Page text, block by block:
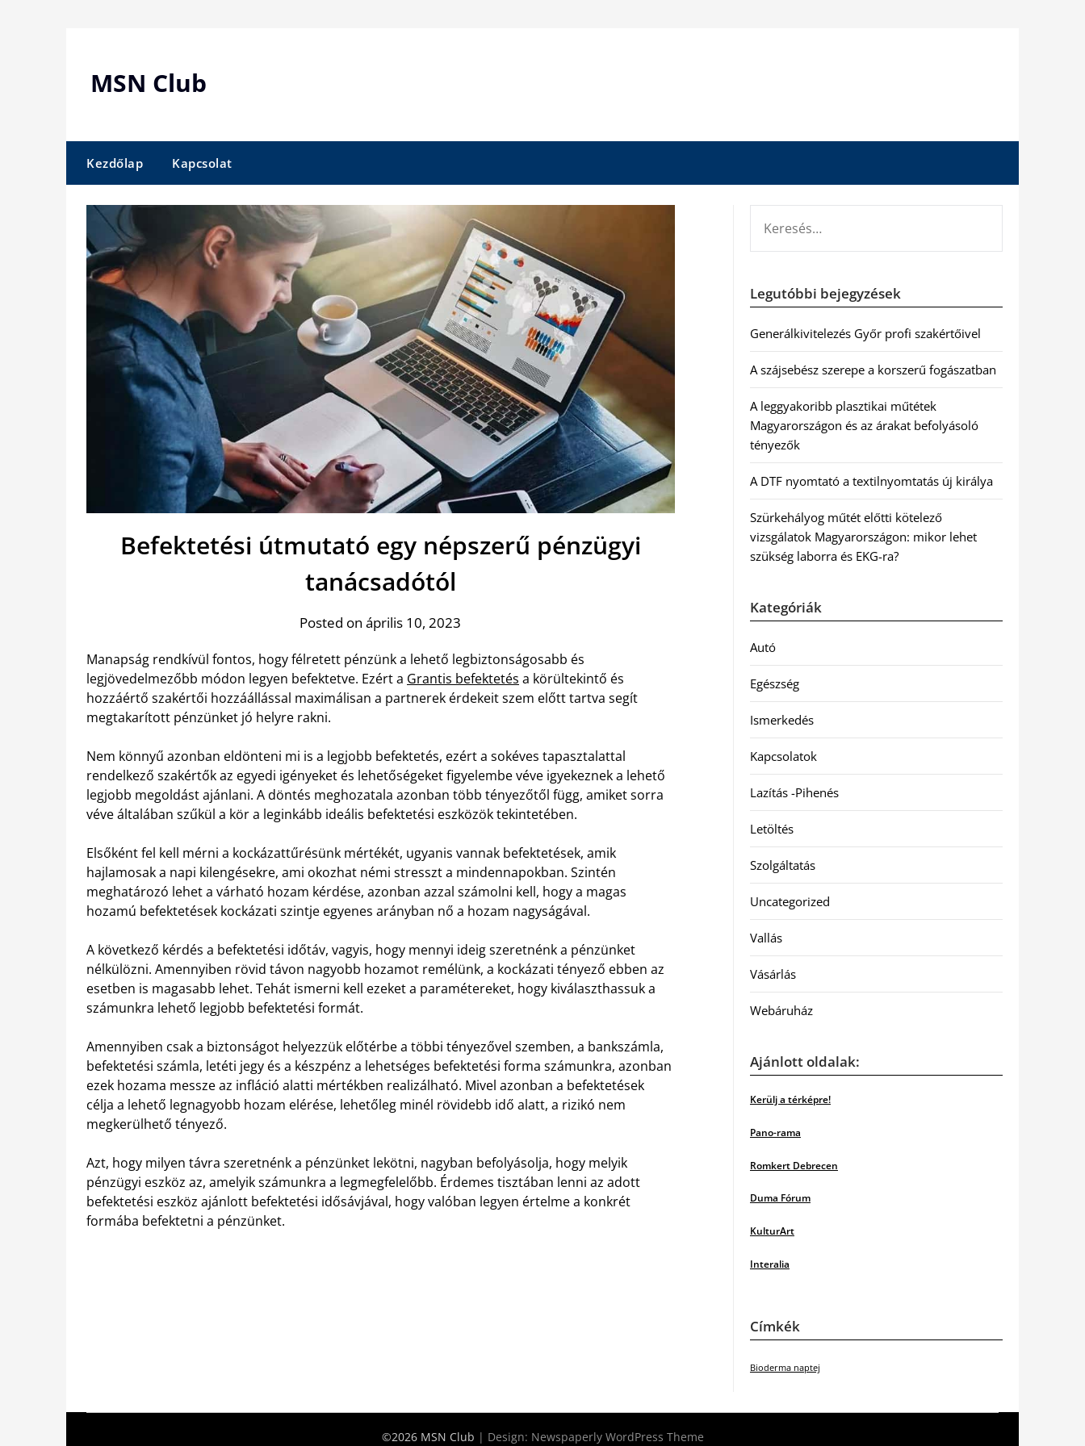
MSN Club
Kezdőlap Kapcsolat
Befektetési útmutató egy népszerű pénzügyi
tanácsadótól
Posted on április 10, 2023
Manapság rendkívül fontos, hogy félretett pénzünk a lehető legbiztonságosabb és
legjövedelmezőbb módon legyen befektetve. Ezért a Grantis befektetés a körültekintő és
hozzáértő szakértői hozzáállással maximálisan a partnerek érdekeit szem előtt tartva segít
megtakarított pénzünket jó helyre rakni.
Nem könnyű azonban eldönteni mi is a legjobb befektetés, ezért a sokéves tapasztalattal
rendelkező szakértők az egyedi igényeket és lehetőségeket figyelembe véve igyekeznek a lehető
legjobb megoldást ajánlani. A döntés meghozatala azonban több tényezőtől függ, amiket sorra
véve általában szűkül a kör a leginkább ideális befektetési eszközök tekintetében.
Elsőként fel kell mérni a kockázattűrésünk mértékét, ugyanis vannak befektetések, amik
hajlamosak a napi kilengésekre, ami okozhat némi stresszt a mindennapokban. Szintén
meghatározó lehet a várható hozam kérdése, azonban azzal számolni kell, hogy a magas
hozamú befektetések kockázati szintje egyenes arányban nő a hozam nagyságával.
A következő kérdés a befektetési időtáv, vagyis, hogy mennyi ideig szeretnénk a pénzünket
nélkülözni. Amennyiben rövid távon nagyobb hozamot remélünk, a kockázati tényező ebben az
esetben is magasabb lehet. Tehát ismerni kell ezeket a paramétereket, hogy kiválaszthassuk a
számunkra lehető legjobb befektetési formát.
Amennyiben csak a biztonságot helyezzük előtérbe a többi tényezővel szemben, a bankszámla,
befektetési számla, letéti jegy és a készpénz a lehetséges befektetési forma számunkra, azonban
ezek hozama messze az infláció alatti mértékben realizálható. Mivel azonban a befektetések
célja a lehető legnagyobb hozam elérése, lehetőleg minél rövidebb idő alatt, a rizikó nem
megkerülhető tényező.
Azt, hogy milyen távra szeretnénk a pénzünket lekötni, nagyban befolyásolja, hogy melyik
pénzügyi eszköz az, amelyik számunkra a legmegfelelőbb. Érdemes tisztában lenni az adott
befektetési eszköz ajánlott befektetési idősávjával, hogy valóban legyen értelme a konkrét
formába befektetni a pénzünket.
Legutóbbi bejegyzések
Generálkivitelezés Győr profi szakértőivel
A szájsebész szerepe a korszerű fogászatban
A leggyakoribb plasztikai műtétek
Magyarországon és az árakat befolyásoló
tényezők
A DTF nyomtató a textilnyomtatás új királya
Szürkehályog műtét előtti kötelező
vizsgálatok Magyarországon: mikor lehet
szükség laborra és EKG-ra?
Kategóriák
Autó
Egészség
Ismerkedés
Kapcsolatok
Lazítás -Pihenés
Letöltés
Szolgáltatás
Uncategorized
Vallás
Vásárlás
Webáruház
Ajánlott oldalak:
Kerülj a térképre!
Pano-rama
Romkert Debrecen
Duma Fórum
KulturArt
Interalia
Címkék
Bioderma naptej
©2026 MSN Club | Design: Newspaperly WordPress Theme